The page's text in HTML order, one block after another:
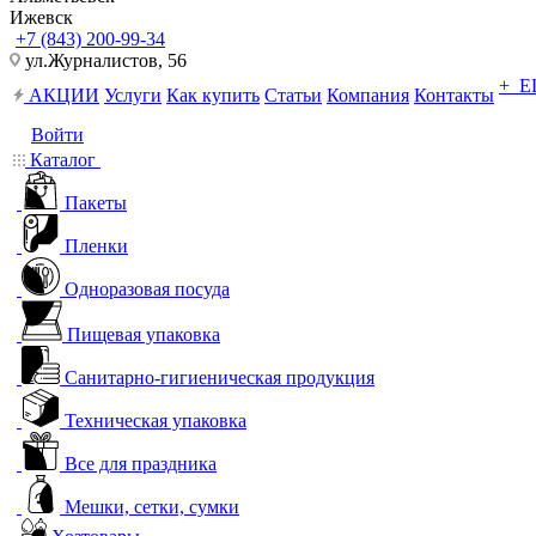
Ижевск
+7 (843) 200-99-34
ул.Журналистов, 56
АКЦИИ Услуги Как купить Статьи Компания Контакты +
Войти
Каталог
Пакеты
Пленки
Одноразовая посуда
Пищевая упаковка
Санитарно-гигиеническая продукция
Техническая упаковка
Все для праздника
Мешки, сетки, сумки